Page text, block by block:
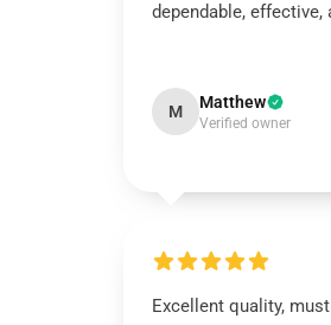
dependable,
M Matthew
Verified owner
Excellent quality,